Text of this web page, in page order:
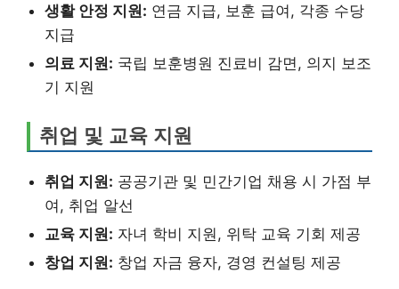
생활 안정 지원: 연금 지급, 보훈 급여, 각종 수당
지급
의료 지원: 국립 보훈병원 진료비 감면, 의지 보조
기 지원
취업 및 교육 지원
취업 지원: 공공기관 및 민간기업 채용 시 가점 부
여, 취업 알선
교육 지원: 자녀 학비 지원, 위탁 교육 기회 제공
창업 지원: 창업 자금 융자, 경영 컨설팅 제공